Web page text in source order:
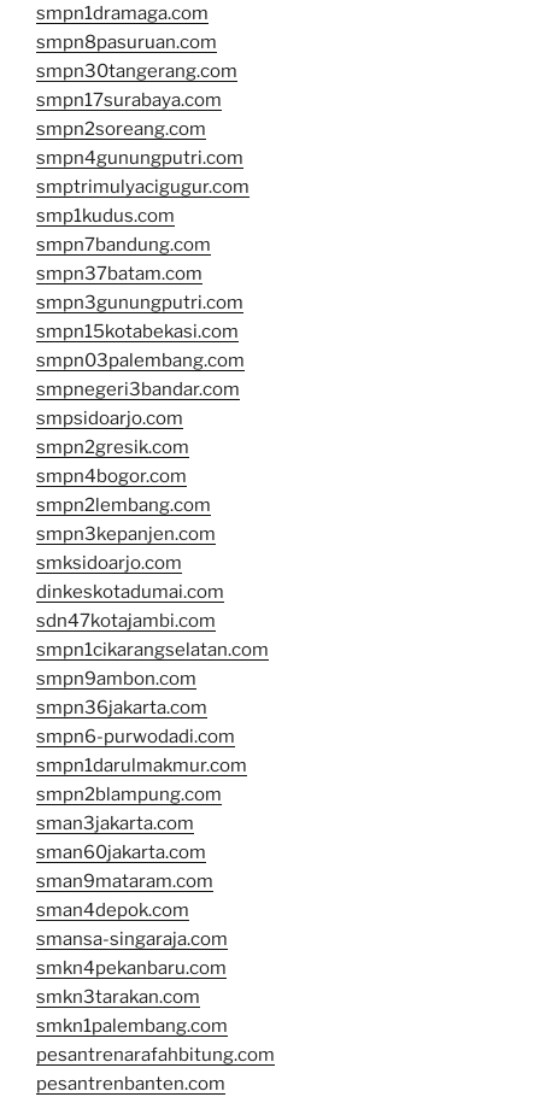
smpn1dramaga.com
smpn8pasuruan.com
smpn30tangerang.com
smpn17surabaya.com
smpn2soreang.com
smpn4gunungputri.com
smptrimulyacigugur.com
smp1kudus.com
smpn7bandung.com
smpn37batam.com
smpn3gunungputri.com
smpn15kotabekasi.com
smpn03palembang.com
smpnegeri3bandar.com
smpsidoarjo.com
smpn2gresik.com
smpn4bogor.com
smpn2lembang.com
smpn3kepanjen.com
smksidoarjo.com
dinkeskotadumai.com
sdn47kotajambi.com
smpn1cikarangselatan.com
smpn9ambon.com
smpn36jakarta.com
smpn6-purwodadi.com
smpn1darulmakmur.com
smpn2blampung.com
sman3jakarta.com
sman60jakarta.com
sman9mataram.com
sman4depok.com
smansa-singaraja.com
smkn4pekanbaru.com
smkn3tarakan.com
smkn1palembang.com
pesantrenarafahbitung.com
pesantrenbanten.com